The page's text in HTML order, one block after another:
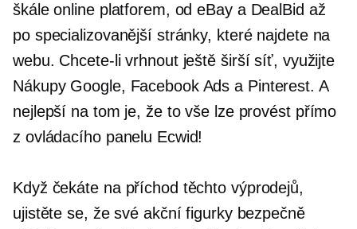
škále online platforem, od eBay a DealBid až
po specializovanější stránky, které najdete na
webu. Chcete-li vrhnout ještě širší síť, využijte
Nákupy Google, Facebook Ads a Pinterest. A
nejlepší na tom je, že to vše lze provést přímo
z ovládacího panelu Ecwid!
Když čekáte na příchod těchto výprodejů,
ujistěte se, že své akční figurky bezpečně